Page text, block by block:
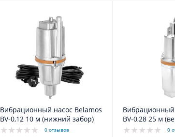
Вибрационный насос Belamos
BV-0,12 10 м (нижний забор)
0 отзывов
Вибрационный
BV-0,28 25 м
0